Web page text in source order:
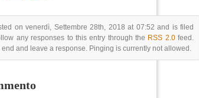
on venerdì, Settembre 28th, 2018 at 07:52 and is filed
any responses to this entry through the RSS 2.0feed.
end and leave a response. Pinging is currently not allowed.